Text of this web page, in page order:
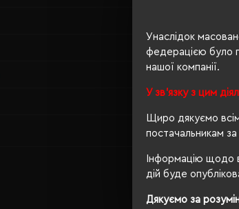
Унаслідок
федерацією було
нашої компанії.
У зв'язку з цим
Щиро дякуємо
постачальникам за
Інформацію щодо
дій буде
Дякуємо за
73/51